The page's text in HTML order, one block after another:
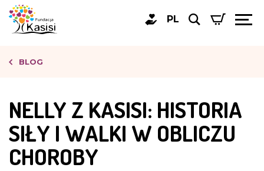
PL
BLOG
NELLY Z KASISI: HISTORIA
SIŁY I WALKI W OBLICZU
CHOROBY